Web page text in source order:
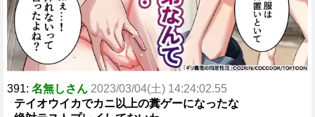
391: 名無しさん 2023/03/04(土) 14:24:02.55
テイオウイカでカニ以上の糞ゲーになったな